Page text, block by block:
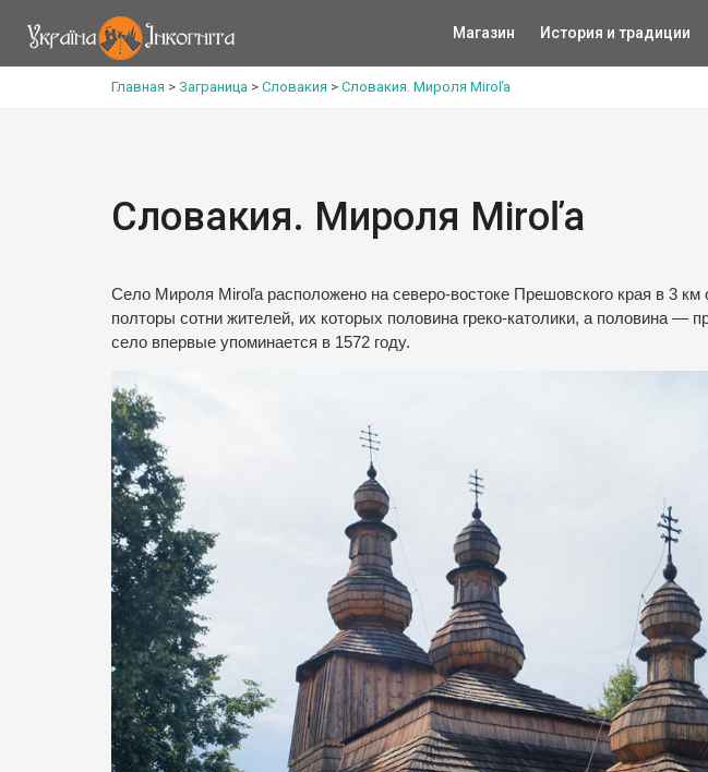
Магазин История и традиции
Главная > Заграница > Словакия > Словакия. Мироля Miroľa
Словакия. Мироля Miroľa
Село Мироля Miroľa расположено на северо-востоке Прешовского края в 3
полторы сотни жителей, их которых половина греко-католики, а половина —
село впервые упоминается в 1572 году.